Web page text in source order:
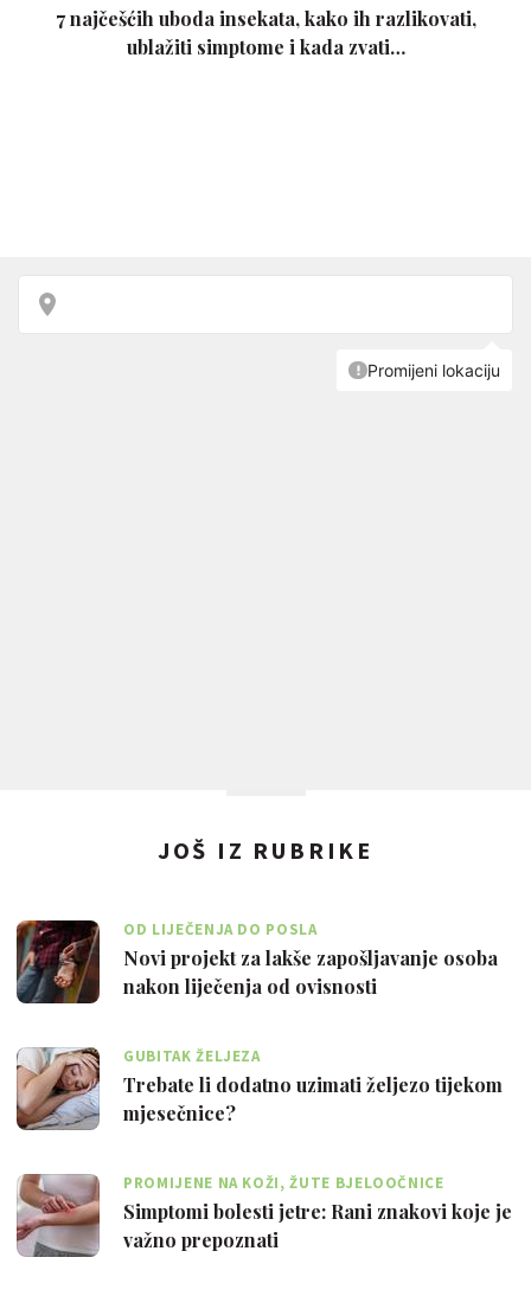
7 najčešćih uboda insekata, kako ih razlikovati,
ublažiti simptome i kada zvati…
JOŠ IZ RUBRIKE
OD LIJEČENJA DO POSLA
Novi projekt za lakše zapošljavanje osoba
nakon liječenja od ovisnosti
GUBITAK ŽELJEZA
Trebate li dodatno uzimati željezo tijekom
mjesečnice?
PROMIJENE NA KOŽI, ŽUTE BJELOOČNICE
Simptomi bolesti jetre: Rani znakovi koje je
važno prepoznati